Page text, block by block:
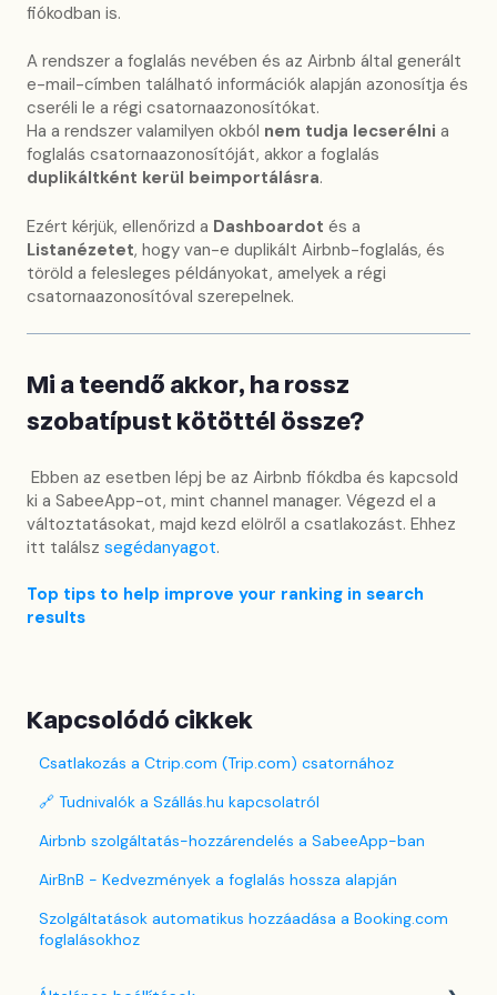
fiókodban is.
A rendszer a foglalás nevében és az Airbnb által generált
e-mail-címben található információk alapján azonosítja és
cseréli le a régi csatornaazonosítókat.
Ha a rendszer valamilyen okból nem tudja lecserélni a
foglalás csatornaazonosítóját, akkor a foglalás
duplikáltként kerül beimportálásra.
Ezért kérjük, ellenőrizd a Dashboardot és a
Listanézetet, hogy van-e duplikált Airbnb-foglalás, és
töröld a felesleges példányokat, amelyek a régi
csatornaazonosítóval szerepelnek.
Mi a teendő akkor, ha rossz
szobatípust kötöttél össze?
Ebben az esetben lépj be az Airbnb fiókdba és kapcsold
ki a SabeeApp-ot, mint channel manager. Végezd el a
változtatásokat, majd kezd elölről a csatlakozást. Ehhez
itt találsz segédanyagot.
Top tips to help improve your ranking in search
results
Kapcsolódó cikkek
Csatlakozás a Ctrip.com (Trip.com) csatornához
🔗 Tudnivalók a Szállás.hu kapcsolatról
Airbnb szolgáltatás-hozzárendelés a SabeeApp-ban
AirBnB - Kedvezmények a foglalás hossza alapján
Szolgáltatások automatikus hozzáadása a Booking.com
foglalásokhoz